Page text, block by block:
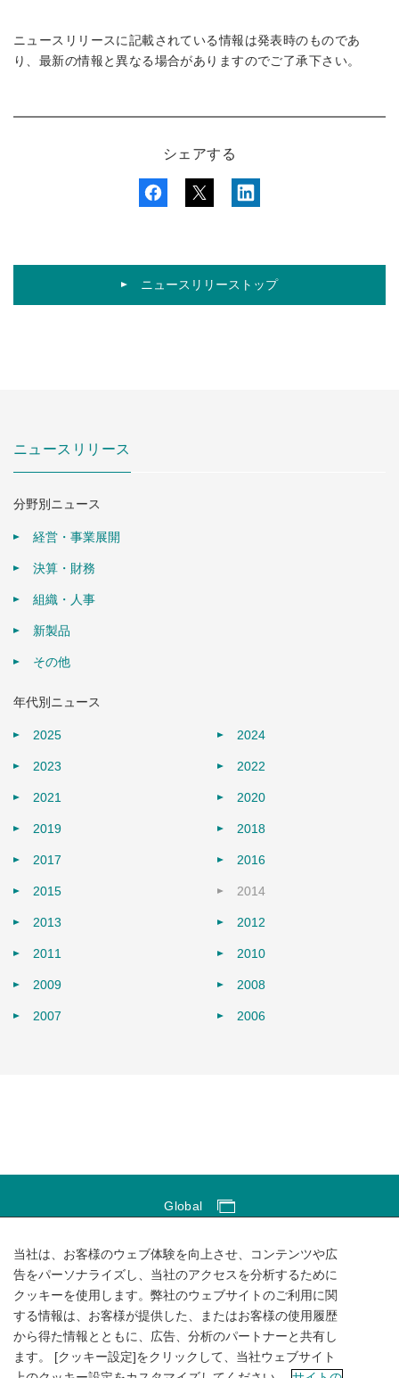
ニュースリリースに記載されている情報は発表時のものであ
り、最新の情報と異なる場合がありますのでご了承下さい。
シェアする
ニュースリリーストップ
ニュースリリース
分野別ニュース
経営・事業展開
決算・財務
組織・人事
新製品
その他
年代別ニュース
2025 2024
2023 2022
2021 2020
2019 2018
2017 2016
2015 2014
2013 2012
2011 2010
2009 2008
2007 2006
Global
サイトのご利用にあたって
ソーシャルメディアポリシー
個人情報保護方針
サイトマップ
当社は、お客様のウェブ体験を向上させ、コンテンツや広
告をパーソナライズし、当社のアクセスを分析するために
クッキーを使用します。弊社のウェブサイトのご利用に関
する情報は、お客様が提供した、またはお客様の使用履歴
から得た情報とともに、広告、分析のパートナーと共有し
ます。 [クッキー設定]をクリックして、当社ウェブサイト